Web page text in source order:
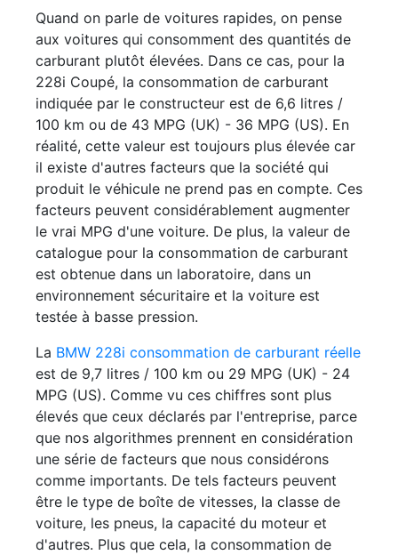
Quand on parle de voitures rapides, on pense
aux voitures qui consomment des quantités de
carburant plutôt élevées. Dans ce cas, pour la
228i Coupé, la consommation de carburant
indiquée par le constructeur est de 6,6 litres /
100 km ou de 43 MPG (UK) - 36 MPG (US). En
réalité, cette valeur est toujours plus élevée car
il existe d'autres facteurs que la société qui
produit le véhicule ne prend pas en compte. Ces
facteurs peuvent considérablement augmenter
le vrai MPG d'une voiture. De plus, la valeur de
catalogue pour la consommation de carburant
est obtenue dans un laboratoire, dans un
environnement sécuritaire et la voiture est
testée à basse pression.
La BMW 228i consommation de carburant réelle
est de 9,7 litres / 100 km ou 29 MPG (UK) - 24
MPG (US). Comme vu ces chiffres sont plus
élevés que ceux déclarés par l'entreprise, parce
que nos algorithmes prennent en considération
une série de facteurs que nous considérons
comme importants. De tels facteurs peuvent
être le type de boîte de vitesses, la classe de
voiture, les pneus, la capacité du moteur et
d'autres. Plus que cela, la consommation de